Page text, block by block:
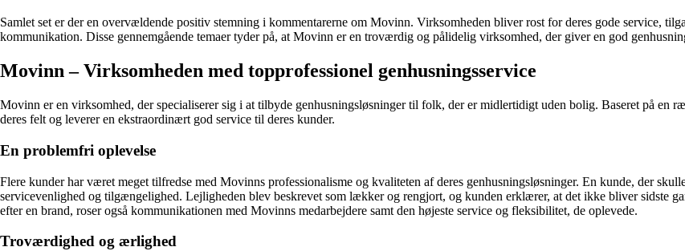
Samlet set er der en overvældende positiv stemning i kommentarerne om Movinn. Virksomheden bliver rost for deres gode service,
kommunikation. Disse gennemgående temaer tyder på, at Movinn er en troværdig og pålidelig virksomhed, der giver en god
Movinn – Virksomheden med topprofessionel genhusningsservice
Movinn er en virksomhed, der specialiserer sig i at tilbyde genhusningsløsninger til folk, der er midlertidigt uden bolig. Baseret på en
deres felt og leverer en ekstraordinært god service til deres kunder.
En problemfri oplevelse
Flere kunder har været meget tilfredse med Movinns professionalisme og kvaliteten af deres genhusningsløsninger. En kunde, der
servicevenlighed og tilgængelighed. Lejligheden blev beskrevet som lækker og rengjort, og kunden erklærer, at det ikke bliver sidste
efter en brand, roser også kommunikationen med Movinns medarbejdere samt den højeste service og fleksibilitet, de oplevede.
Troværdighed og ærlighed